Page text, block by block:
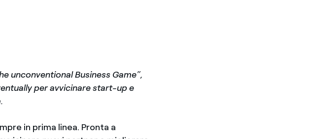
unconventional Business Game”,
per avvicinare start-up e
in prima linea. Pronta a